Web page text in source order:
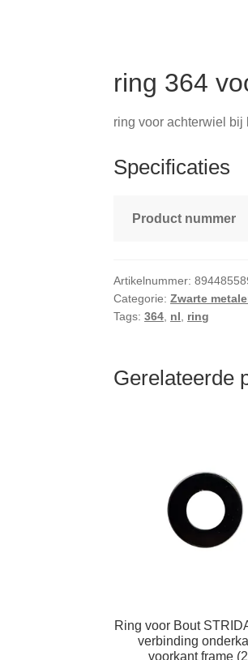
ring 364
ring voor achterwiel bij
Specificaties
Product nummer
Artikelnummer:
Categorie:Zwarte
Tags:364, nl, ring
Gerelateerde
Ring voor Bout
verbinding
voorkant frame